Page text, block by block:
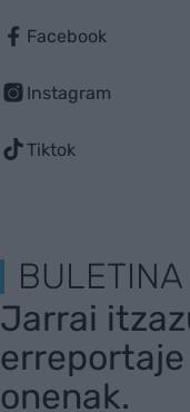
Facebook
Instagram
Tiktok
BULETINA
Jarrai
onenak.